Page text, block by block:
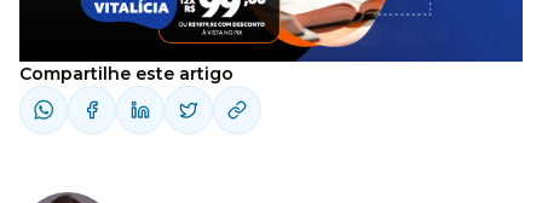
Compartilhe este artigo